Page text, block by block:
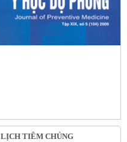
LỊCH TIÊM CHỦNG